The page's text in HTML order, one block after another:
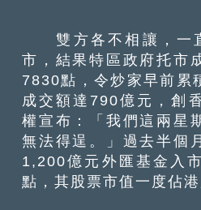
雙方各不相讓，一
市，結果特區政府托市
7830點，令炒家早前累
成交額達790億元，創
權宣布：「我們這兩星
無法得逞。」過去半個
1,200億元外匯基金入
點，其股票市值一度佔港